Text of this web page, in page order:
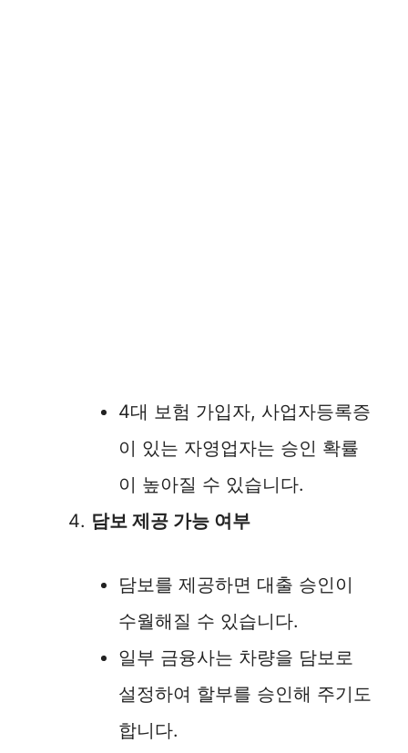
4대 보험 가입자, 사업자등록증
이 있는 자영업자는 승인 확률
이 높아질 수 있습니다.
담보 제공 가능 여부
담보를 제공하면 대출 승인이
수월해질 수 있습니다.
일부 금융사는 차량을 담보로
설정하여 할부를 승인해 주기도
합니다.